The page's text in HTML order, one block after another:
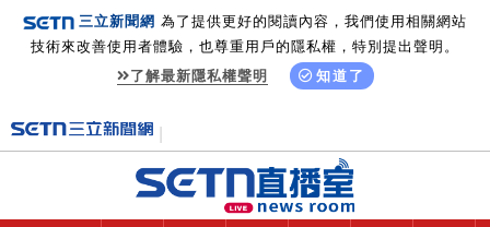
三立新聞網 為了提供更好的閱讀內容，我們使用相關網站
技術來改善使用者體驗，也尊重用戶的隱私權，特別提出聲明。
了解最新隱私權聲明
知道了